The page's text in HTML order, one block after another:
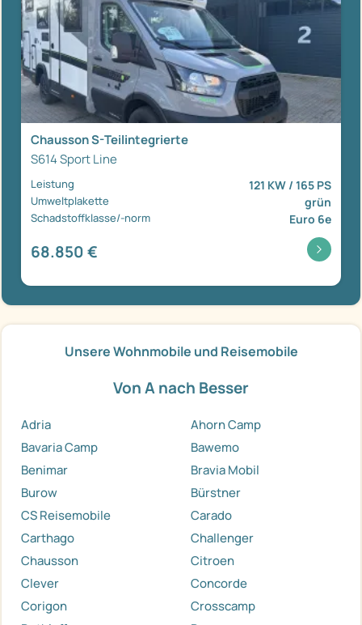
Chausson S-Teilintegrierte
S614 Sport Line
Leistung 121 KW / 165 PS
Umweltplakette grün
Schadstoffklasse/-norm Euro 6e
68.850 €
Unsere Wohnmobile und Reisemobile
Von A nach Besser
Adria
Ahorn Camp
Bavaria Camp
Bawemo
Benimar
Bravia Mobil
Burow
Bürstner
CS Reisemobile
Carado
Carthago
Challenger
Chausson
Citroen
Clever
Concorde
Corigon
Crosscamp